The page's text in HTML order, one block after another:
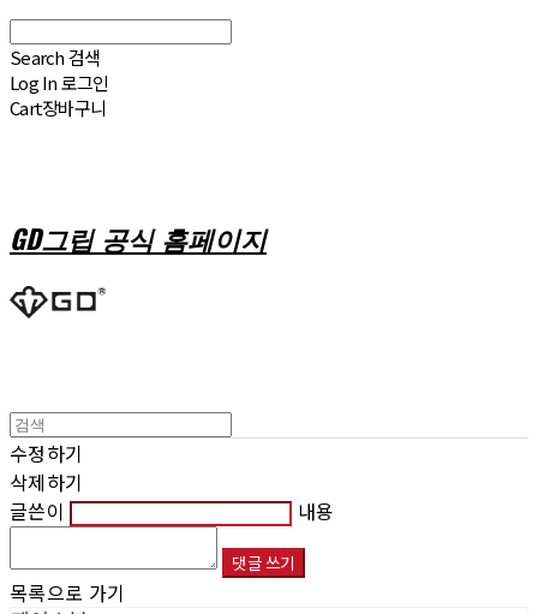
Search 검색
Log In로그인
Cart장바구니
GD그립 공식 홈페이지
수정하기
삭제하기
글쓴이
내용
댓글 쓰기
목록으로 가기